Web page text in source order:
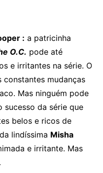
: a patricinha
O.C. pode até
e irritantes na série. O
constantes mudanças
Mas ninguém pode
sucesso da série que
belos e ricos de
lindíssima Misha
e irritante. Mas